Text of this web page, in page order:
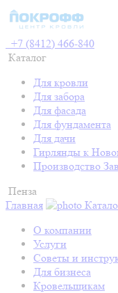
+7 (8412) 466-840
Каталог
Для кровли
Для забора
Для фасада
Для фундамента
Для дачи
Гирлянды к
Производство
Пенза
Главная
О компании
Услуги
Советы и
Для бизнеса
Кровельщикам